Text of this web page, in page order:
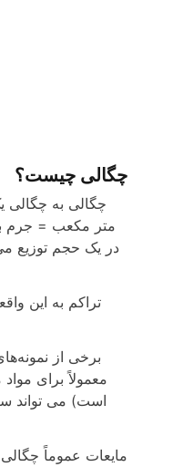
چگالی چیست؟
چگالی به چگالی
متر مکعب = جرم
در یک حجم توزیع
تراکم به این
برخی از
معمولاً برای
است) می تواند
مایعات عموماً